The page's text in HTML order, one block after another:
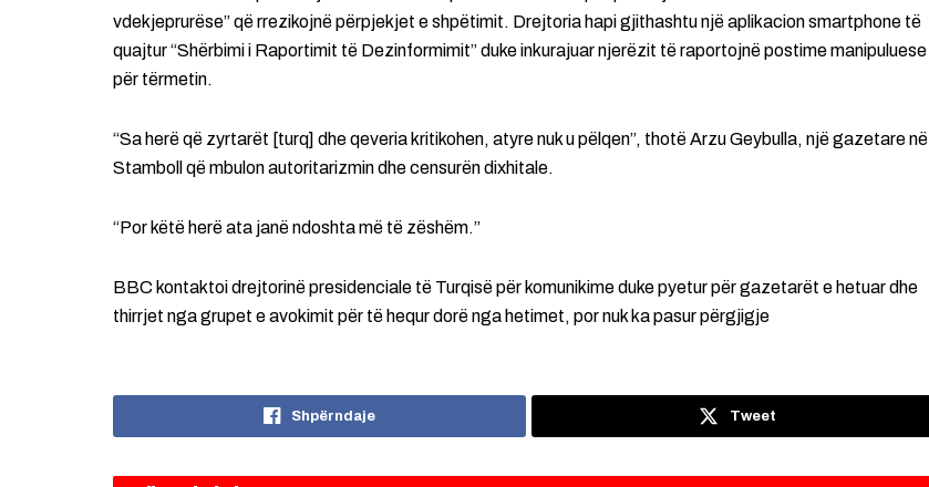
vdekjeprurëse” që rrezikojnë përpjekjet e shpëtimit. Drejtoria hapi gjithashtu një aplikacion smartphone të
quajtur “Shërbimi i Raportimit të Dezinformimit” duke inkurajuar njerëzit të raportojnë postime manipuluese
për tërmetin.
“Sa herë që zyrtarët [turq] dhe qeveria kritikohen, atyre nuk u pëlqen”, thotë Arzu Geybulla, një gazetare në
Stamboll që mbulon autoritarizmin dhe censurën dixhitale.
“Por këtë herë ata janë ndoshta më të zëshëm.”
BBC kontaktoi drejtorinë presidenciale të Turqisë për komunikime duke pyetur për gazetarët e hetuar dhe
thirrjet nga grupet e avokimit për të hequr dorë nga hetimet, por nuk ka pasur përgjigje
Shpërndaje Tweet